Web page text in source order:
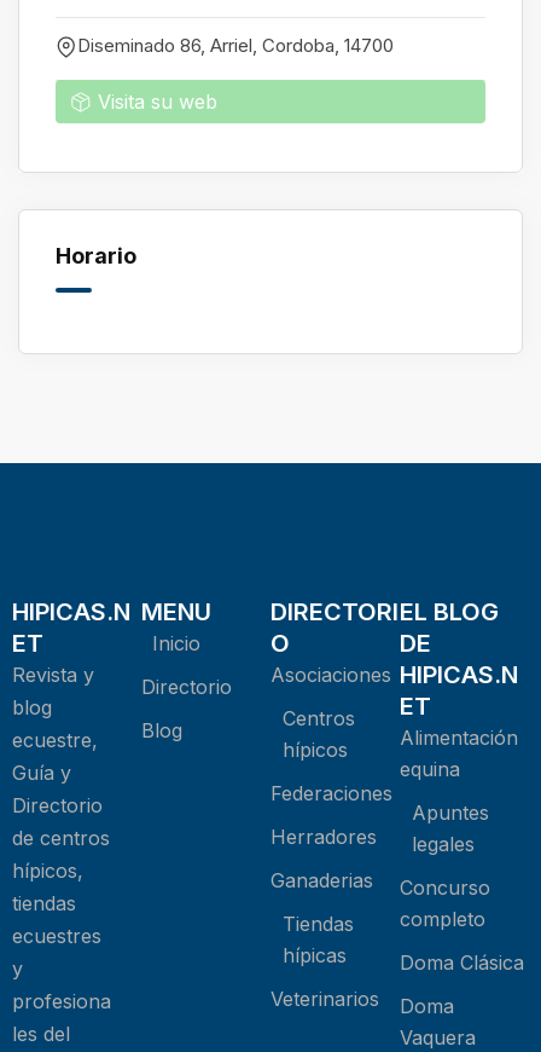
Diseminado 86, Arriel, Cordoba, 14700
Visita su web
Horario
HIPICAS.N
ET
Revista y
blog
ecuestre,
Guía y
Directorio
de centros
hípicos,
tiendas
ecuestres
y
profesiona
les del
MENU
Inicio
Directorio
Blog
DIRECTORI
O
Asociaciones
Centros
hípicos
Federaciones
Herradores
Ganaderias
Tiendas
hípicas
Veterinarios
EL BLOG
DE
HIPICAS.N
ET
Alimentación
equina
Apuntes
legales
Concurso
completo
Doma Clásica
Doma
Vaquera